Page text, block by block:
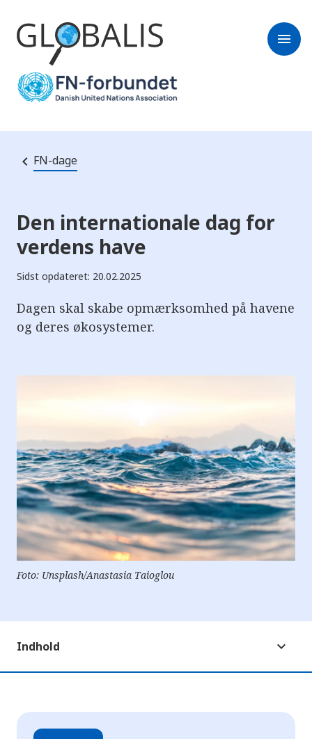
menu
FN-dage
Den internationale dag for
verdens have
Sidst opdateret: 20.02.2025
Dagen skal skabe opmærksomhed på havene
og deres økosystemer.
Foto: Unsplash/Anastasia Taioglou
Indhold